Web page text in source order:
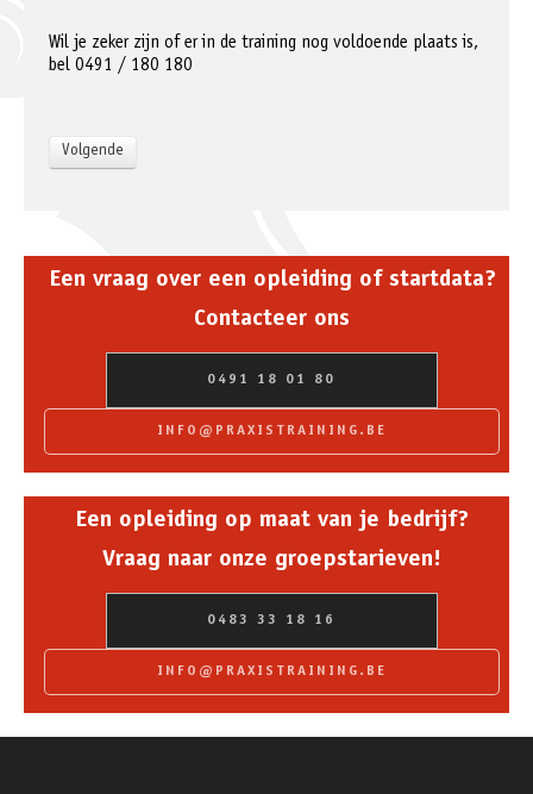
Wil je zeker zijn of er in de training nog voldoende plaats is,
bel 0491 / 180 180
Een vraag over een opleiding of startdata?
Contacteer ons
0491 18 01 80
INFO@PRAXISTRAINING.BE
Een opleiding op maat van je bedrijf?
Vraag naar onze groepstarieven!
0483 33 18 16
INFO@PRAXISTRAINING.BE